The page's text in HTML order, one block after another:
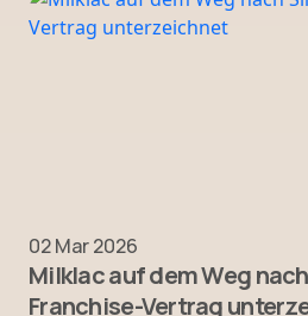
02 Mar 2026
Milklac auf dem Weg
Franchise-Vertrag